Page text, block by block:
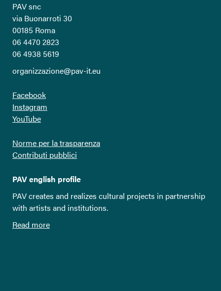
PAV snc
via Buonarroti 30
00185 Roma
06 4470 2823
06 4938 5619
organizzazione@pav-it.eu
Facebook
Instagram
YouTube
Norme per la trasparenza
Contributi pubblici
PAV english profile
PAV creates and realizes cultural projects in partnership
with artists and institutions.
Read more